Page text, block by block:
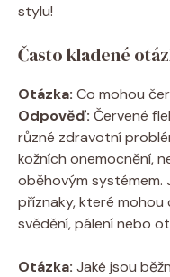
stylu!
Často kladené
Otázka: Co mohou
Odpověď: Červené
různé zdravotní
kožních onemocnění,
oběhovým systémem.
příznaky, které
svědění, pálení nebo
Otázka: Jaké jsou